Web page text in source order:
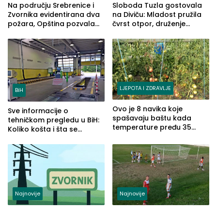
Na području Srebrenice i
Zvornika evidentirana dva
požara, Opština pozvala
Sloboda Tuzla gostovala
na Diviču: Mladost pružila
čvrst otpor, druženje
jezera
BiH
Sve informacije o
tehničkom pregledu u BiH:
Koliko košta i šta se
LJEPOTA I ZDRAVLJE
Ovo je 8 navika koje
spašavaju baštu kada
temperature pređu 35
Najnovije Najnovije